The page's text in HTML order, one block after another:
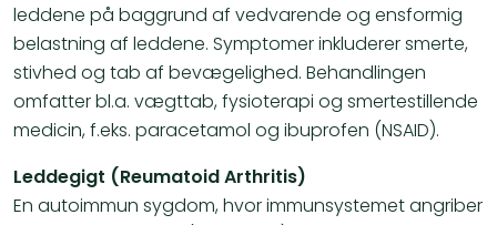
leddene på baggrund af vedvarende og ensformig
belastning af leddene. Symptomer inkluderer smerte,
stivhed og tab af bevægelighed. Behandlingen
omfatter bl.a. vægttab, fysioterapi og smertestillende
medicin, f.eks. paracetamol og ibuprofen (NSAID)​​.
Leddegigt (Reumatoid Arthritis)
En autoimmun sygdom, hvor immunsystemet angriber